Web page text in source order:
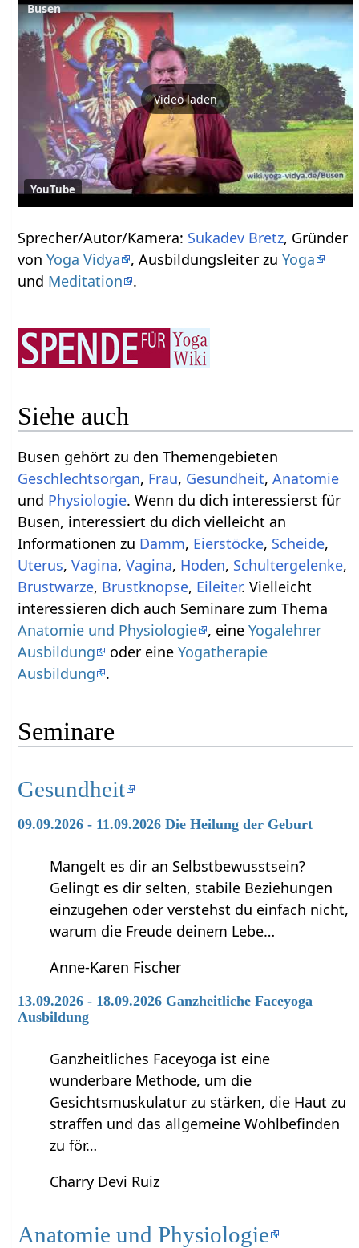
Busen
Video laden
YouTube
Sprecher/Autor/Kamera: Sukadev Bretz, Gründer
vonYoga Vidya , Ausbildungsleiter zuYoga
und Meditation .
Siehe auch
Busen gehört zu den Themengebieten
Geschlechtsorgan, Frau, Gesundheit,Anatomie
und Physiologie. Wenn du dich interessierst für
Busen, interessiert du dich vielleicht an
Informationen zu Damm, Eierstöcke, Scheide,
Uterus,Vagina,Vagina, Hoden, Schultergelenke,
Brustwarze, Brustknopse, Eileiter. Vielleicht
interessieren dich auch Seminare zum Thema
Anatomie und Physiologie , eineYogalehrer
Ausbildung
oder eineYogatherapie
Ausbildung
.
Seminare
Gesundheit
09.09.2026 - 11.09.2026 Die Heilung der Geburt
Mangelt es dir an Selbstbewusstsein?
Gelingt es dir selten, stabile Beziehungen
einzugehen oder verstehst du einfach nicht,
warum die Freude deinem Lebe…
Anne-Karen Fischer
13.09.2026 - 18.09.2026 Ganzheitliche Faceyoga
Ausbildung
Ganzheitliches Faceyoga ist eine
wunderbare Methode, um die
Gesichtsmuskulatur zu stärken, die Haut zu
straffen und das allgemeine Wohlbefinden
zu för…
Charry Devi Ruiz
Anatomie und Physiologie